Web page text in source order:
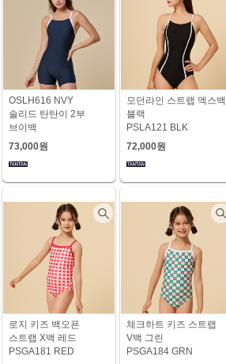
OSLH616 NVY
솔리드 탄탄이 2부
브이백
73,000원
모던라인 스트랩 엑스백
블랙
PSLA121 BLK
72,000원
로지 키즈 백오픈
스트랩 X백 레드
PSGA181 RED
체크하트 키즈 스트랩
V백 그린
PSGA184 GRN